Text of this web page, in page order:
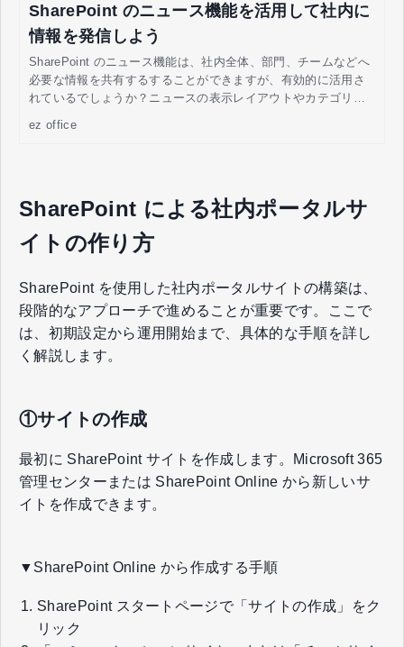
SharePoint のニュース機能を活用して社内に
情報を発信しよう
SharePoint のニュース機能は、社内全体、部門、チームなどへ
必要な情報を共有するすることができますが、有効的に活用さ
れているでしょうか？ニュースの表示レイアウトやカテゴリを
ez office
SharePoint による社内ポータルサ
イトの作り方
SharePoint を使用した社内ポータルサイトの構築は、
段階的なアプローチで進めることが重要です。ここで
は、初期設定から運用開始まで、具体的な手順を詳し
く解説します。
①サイトの作成
最初に SharePoint サイトを作成します。Microsoft 365
管理センターまたは SharePoint Online から新しいサ
イトを作成できます。
▼SharePoint Online から作成する手順
SharePoint スタートページで「サイトの作成」をク
リック